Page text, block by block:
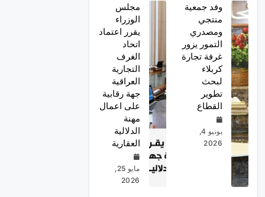
وفد جمعية
منتجي
ومصدري
التمور يزور
غرفة تجارة
كربلاء
لبحث
تطوير
القطاع
يونيو 4,
2026
مجلس
الوزراء
يقرر اعتماد
اتحاد
الغرف
التجارية
العراقية
جهة رقابية
على اعمال
مهنة
الدلالية
العقارية
مايو 25,
2026